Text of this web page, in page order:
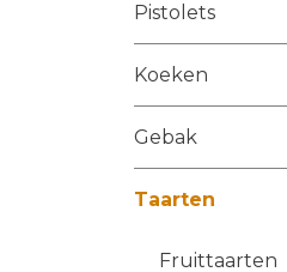
Pistolets
Koeken
Gebak
Taarten
Fruittaarten